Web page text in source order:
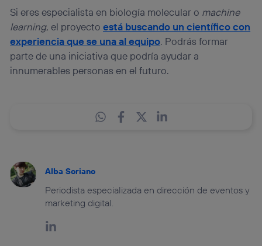
Si eres especialista en biología molecular o machine
learning, el proyectoestá buscando un científico con
experiencia que se una al equipo. Podrás formar
parte de una iniciativa que podría ayudar a
innumerables personas en el futuro.
Alba Soriano
Periodista especializada en dirección de eventos y
marketing digital.